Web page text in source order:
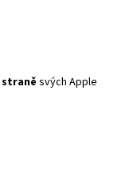
svých Apple